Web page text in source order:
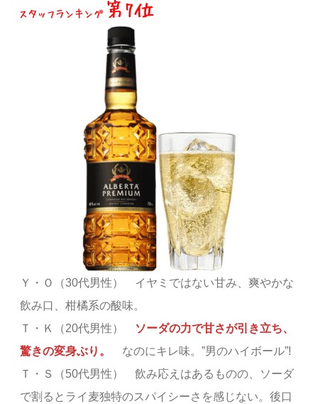
Ｙ・Ｏ（30代男性） イヤミではない甘み、爽やかな
飲み口、柑橘系の酸味。
Ｔ・Ｋ（20代男性）
ソーダの力で甘さが引き立ち、
驚きの変身ぶり。
なのにキレ味。”男のハイボール”!
Ｔ・Ｓ（50代男性） 飲み応えはあるものの、ソーダ
で割るとライ麦独特のスパイシーさを感じない。後口